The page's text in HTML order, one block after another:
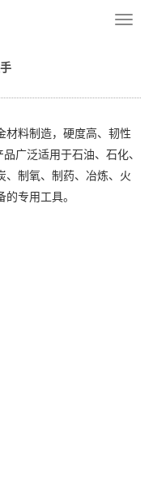
导
材料制造，硬度高、韧性
广泛适用于石油、石化、
、制氧、制药、冶炼、火
专用工具。